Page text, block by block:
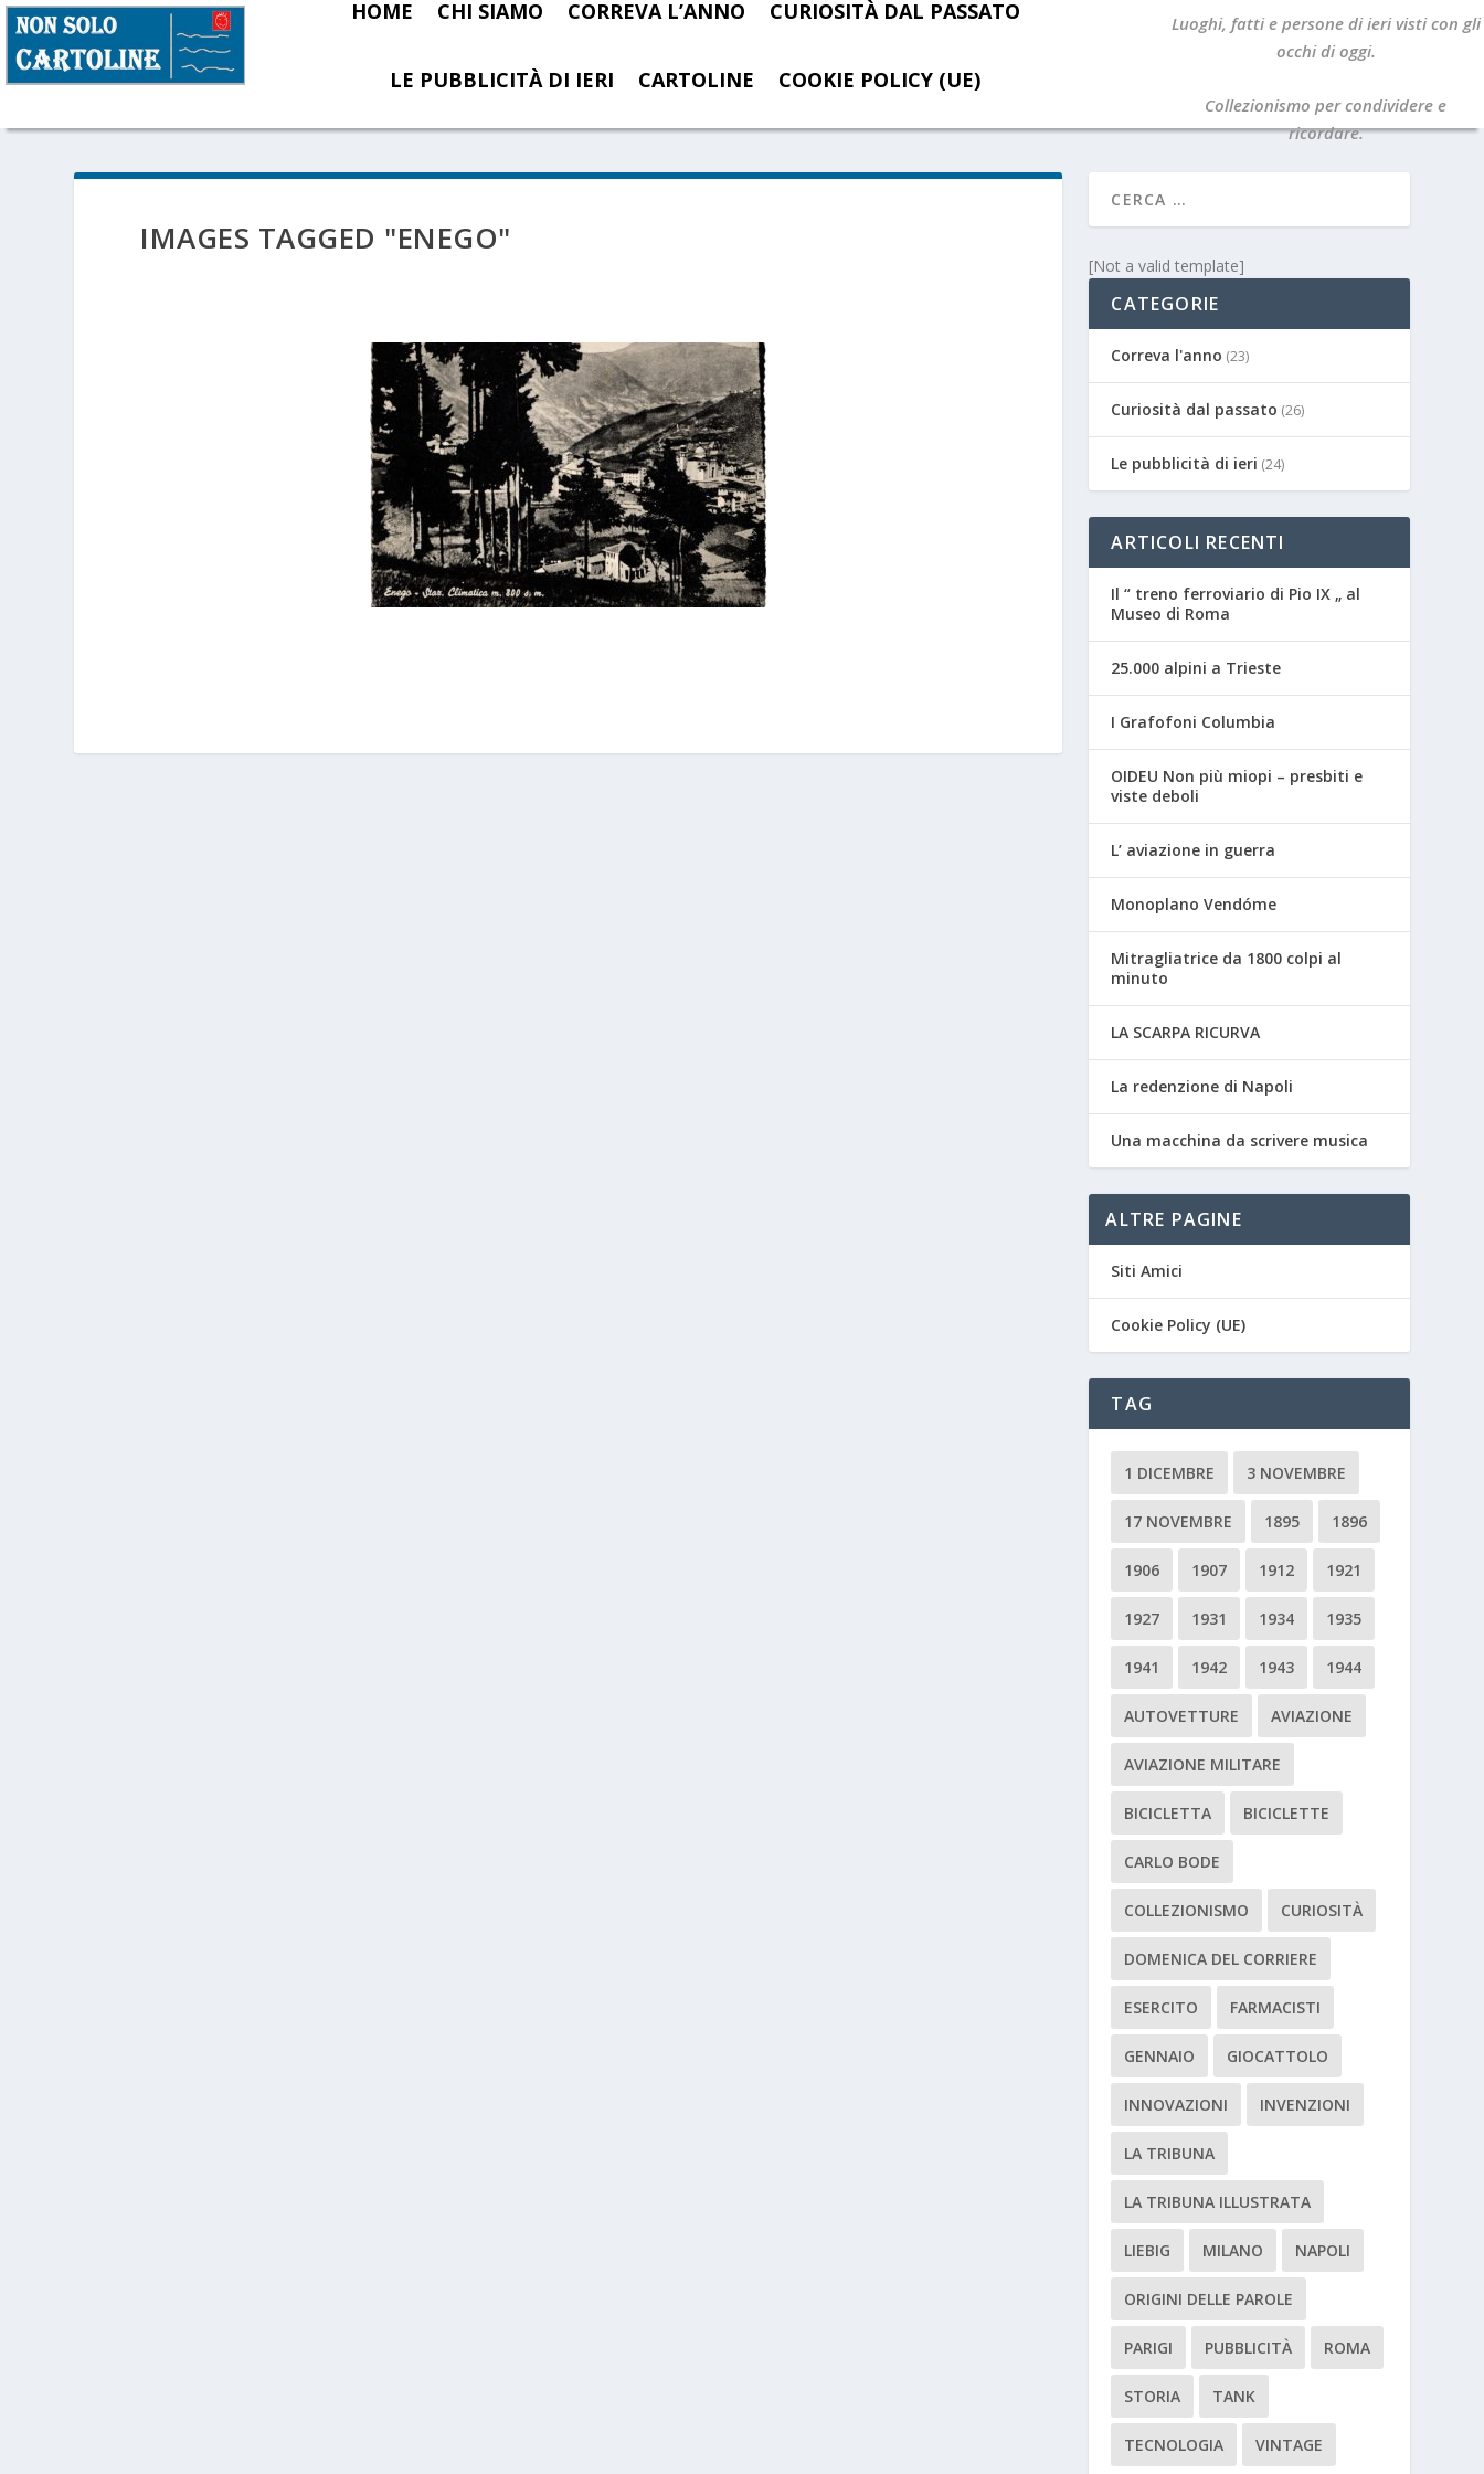
HOME CHI SIAMO CORREVA L’ANNO CURIOSITÀ DAL PASSATO
LE PUBBLICITÀ DI IERI CARTOLINE COOKIE POLICY (UE)
Luoghi, fatti e persone di ieri visti con gli
occhi di oggi.
Collezionismo per condividere e
ricordare.
IMAGES TAGGED "ENEGO"
[Not a valid template]
CATEGORIE
Correva l'anno (23)
Curiosità dal passato (26)
Le pubblicità di ieri (24)
ARTICOLI RECENTI
Il “ treno ferroviario di Pio IX „ al
Museo di Roma
25.000 alpini a Trieste
I Grafofoni Columbia
OIDEU Non più miopi – presbiti e
viste deboli
L’ aviazione in guerra
Monoplano Vendóme
Mitragliatrice da 1800 colpi al
minuto
LA SCARPA RICURVA
La redenzione di Napoli
Una macchina da scrivere musica
ALTRE PAGINE
Siti Amici
Cookie Policy (UE)
TAG
1 DICEMBRE 3 NOVEMBRE
17 NOVEMBRE 1895 1896
1906 1907 1912 1921
1927 1931 1934 1935
1941 1942 1943 1944
AUTOVETTURE AVIAZIONE
AVIAZIONE MILITARE
BICICLETTA BICICLETTE
CARLO BODE
COLLEZIONISMO CURIOSITÀ
DOMENICA DEL CORRIERE
ESERCITO FARMACISTI
GENNAIO GIOCATTOLO
INNOVAZIONI INVENZIONI
LA TRIBUNA
LA TRIBUNA ILLUSTRATA
LIEBIG MILANO NAPOLI
ORIGINI DELLE PAROLE
PARIGI PUBBLICITÀ ROMA
STORIA TANK
TECNOLOGIA VINTAGE